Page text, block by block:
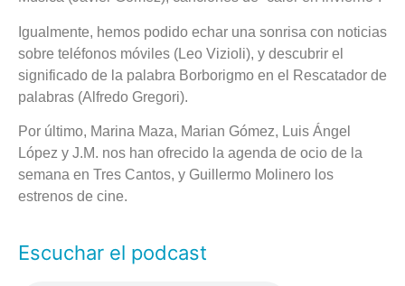
Igualmente, hemos podido echar una sonrisa con noticias
sobre teléfonos móviles (Leo Vizioli), y descubrir el
significado de la palabra Borborigmo en el Rescatador de
palabras (Alfredo Gregori).
Por último, Marina Maza, Marian Gómez, Luis Ángel
López y J.M. nos han ofrecido la agenda de ocio de la
semana en Tres Cantos, y Guillermo Molinero los
estrenos de cine.
Escuchar el podcast